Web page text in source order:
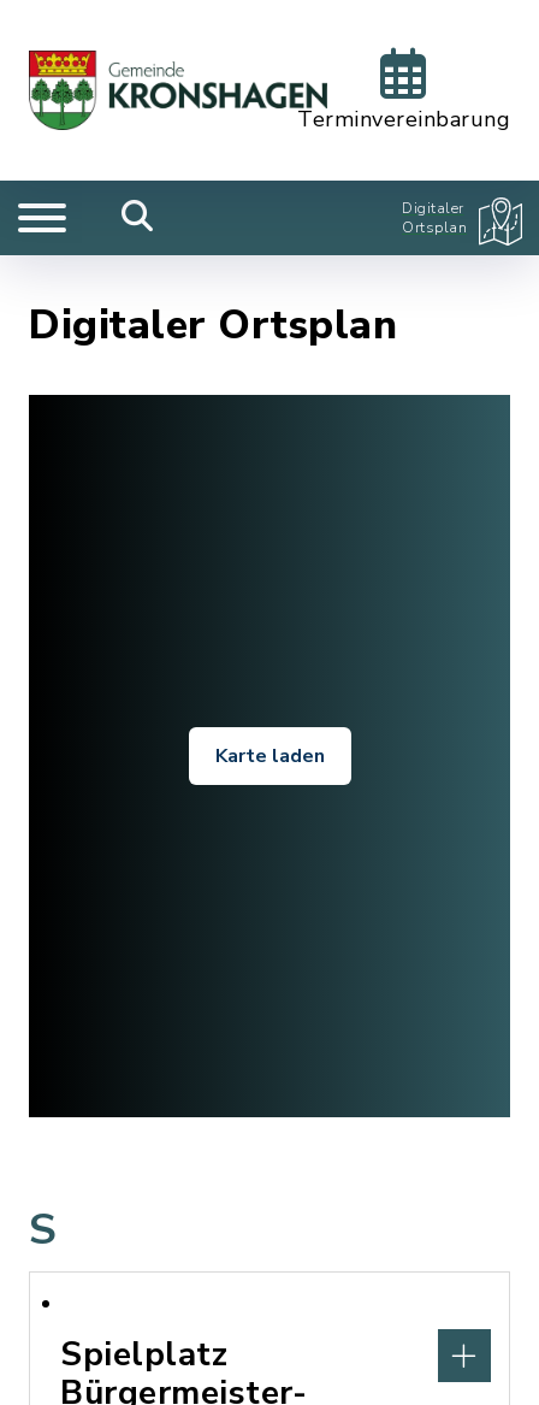
Terminvereinbarung
Digitaler
Ortsplan
Digitaler Ortsplan
Karte laden
S
Spielplatz
Bürgermeister-